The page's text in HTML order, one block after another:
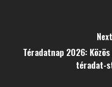
Téradatnap 2026:
téradat-